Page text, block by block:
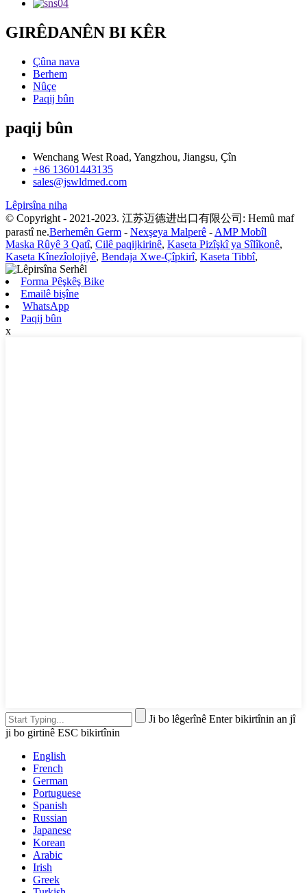
GIRÊDANÊN BI KÊR
Çûna nava
Berhem
Nûçe
Paqij bûn
paqij bûn
Wenchang West Road, Yangzhou, Jiangsu, Çîn
+86 13601443135
sales@jswldmed.com
Lêpirsîna niha
© Copyright - 2021-2023. 江苏迈德进出口有限公司: Hemû maf
parastî ne.Berhemên Germ - Nexşeya Malperê - AMP Mobîl
Maska Rûyê 3 Qatî, Cilê paqijkirinê, Kaseta Pizîşkî ya Sîlîkonê,
Kaseta Kînezîolojiyê, Bendaja Xwe-Çîpkirî, Kaseta Tibbî,
Forma Pêşkêş Bike
Emailê bişîne
WhatsApp
Paqij bûn
x
Ji bo lêgerînê Enter bikirtînin an jî
ji bo girtinê ESC bikirtînin
English
French
German
Portuguese
Spanish
Russian
Japanese
Korean
Arabic
Irish
Greek